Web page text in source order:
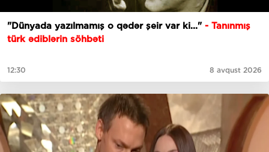
"Dünyada yazılmamış o qədər şeir var ki..." - Tanınmış
türk ədiblərin söhbəti
12:30 8 avqust 2026